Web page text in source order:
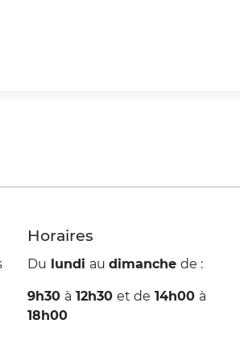
Horaires
Du lundi audimanchede :
9h30 à 12h30et de 14h00 à
18h00